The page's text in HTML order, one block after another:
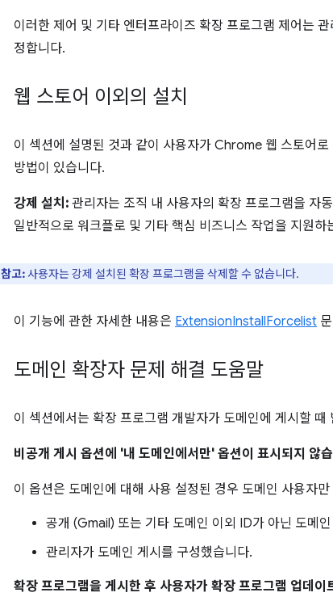
이러한 제어 및 기타 엔터프라이즈 확장 프로그램 제어는
정합니다.
웹 스토어 이외의 설치
이 섹션에 설명된 것과 같이 사용자가 Chrome 웹 스토어
방법이 있습니다.
강제 설치: 관리자는 조직 내 사용자의 확장 프로그램을 자
일반적으로 워크플로 및 기타 핵심 비즈니스 작업을 지원하
참고: 사용자는 강제 설치된 확장 프로그램을 삭제할 수 없습니다.
이 기능에 관한 자세한 내용은 ExtensionInstallForcelist
도메인 확장자 문제 해결 도움말
이 섹션에서는 확장 프로그램 개발자가 도메인에 게시할
비공개 게시 옵션에 '내 도메인에서만' 옵션이 표시되지 않
이 옵션은 도메인에 대해 사용 설정된 경우 도메인 사용자
공개 (Gmail) 또는 기타 도메인 이외 ID가 아닌 도메
관리자가 도메인 게시를 구성했습니다.
확장 프로그램을 게시한 후 사용자가 확장 프로그램 업데